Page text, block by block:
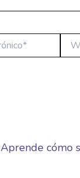
Aprende cómo